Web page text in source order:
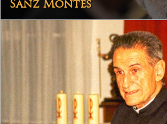
Sanz Montes